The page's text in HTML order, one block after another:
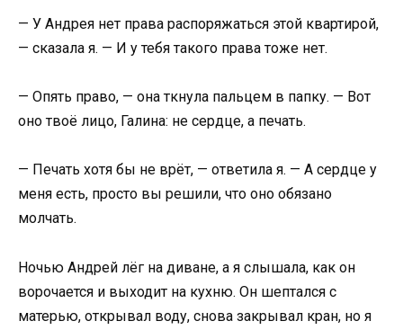
— У Андрея нет права распоряжаться этой квартирой,
— сказала я. — И у тебя такого права тоже нет.
— Опять право, — она ткнула пальцем в папку. — Вот
оно твоё лицо, Галина: не сердце, а печать.
— Печать хотя бы не врёт, — ответила я. — А сердце у
меня есть, просто вы решили, что оно обязано
молчать.
Ночью Андрей лёг на диване, а я слышала, как он
ворочается и выходит на кухню. Он шептался с
матерью, открывал воду, снова закрывал кран, но я